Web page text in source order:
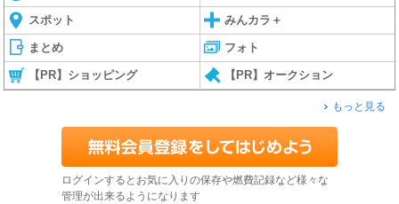
スポット みんカラ＋
まとめ フォト
【PR】ショッピング 【PR】オークション
もっと見る
ログインするとお気に入りの保存や燃費記録など様々な
管理が出来るようになります